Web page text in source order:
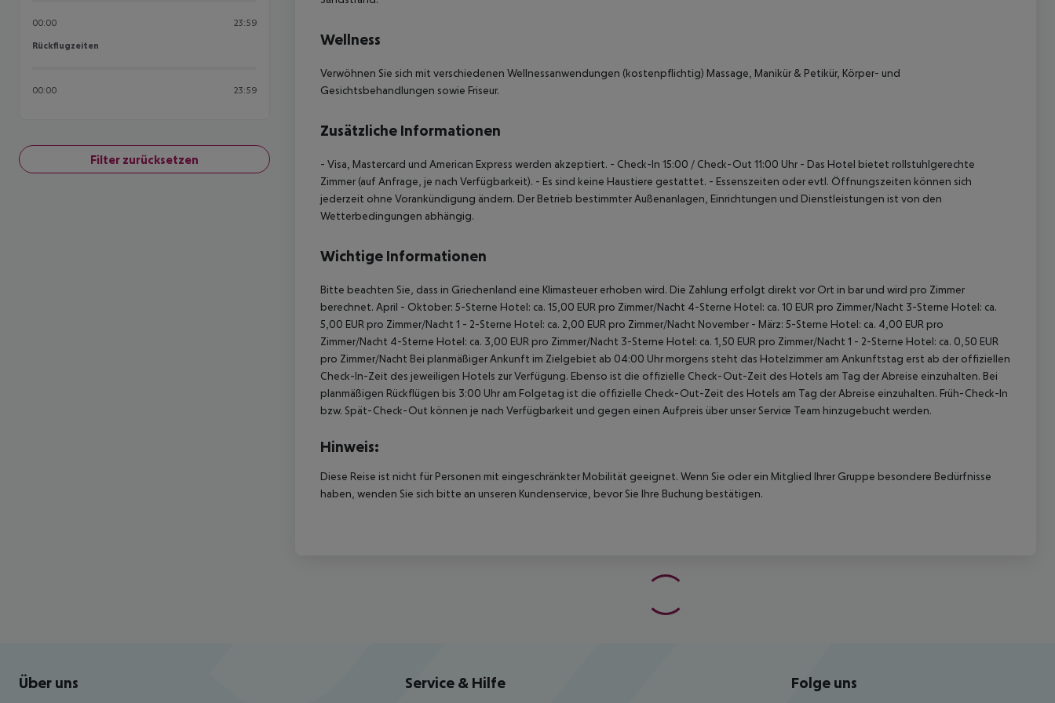
00:00 23:59
Rückflugzeiten
Rückflugzeiten
00:00 23:59
Filter zurücksetzen
Wellness
Verwöhnen Sie sich mit verschiedenen Wellnessanwendungen (kostenpflichtig) Massage, Manikür & Petikür, Körper- und
Gesichtsbehandlungen sowie Friseur.
Zusätzliche Informationen
- Visa, Mastercard und American Express werden akzeptiert. - Check-In 15:00 / Check-Out 11:00 Uhr - Das Hotel bietet rollstuhlgerechte
Zimmer (auf Anfrage, je nach Verfügbarkeit). - Es sind keine Haustiere gestattet. - Essenszeiten oder evtl. Öffnungszeiten können sich
jederzeit ohne Vorankündigung ändern. Der Betrieb bestimmter Außenanlagen, Einrichtungen und Dienstleistungen ist von den
Wetterbedingungen abhängig.
Wichtige Informationen
Bitte beachten Sie, dass in Griechenland eine Klimasteuer erhoben wird. Die Zahlung erfolgt direkt vor Ort in bar und wird pro Zimmer
berechnet. April - Oktober: 5-Sterne Hotel: ca. 15,00 EUR pro Zimmer/Nacht 4-Sterne Hotel: ca. 10 EUR pro Zimmer/Nacht 3-Sterne Hotel: ca.
5,00 EUR pro Zimmer/Nacht 1 - 2-Sterne Hotel: ca. 2,00 EUR pro Zimmer/Nacht November - März: 5-Sterne Hotel: ca. 4,00 EUR pro
Zimmer/Nacht 4-Sterne Hotel: ca. 3,00 EUR pro Zimmer/Nacht 3-Sterne Hotel: ca. 1,50 EUR pro Zimmer/Nacht 1 - 2-Sterne Hotel: ca. 0,50 EUR
pro Zimmer/Nacht Bei planmäßiger Ankunft im Zielgebiet ab 04:00 Uhr morgens steht das Hotelzimmer am Ankunftstag erst ab der offiziellen
Check-In-Zeit des jeweiligen Hotels zur Verfügung. Ebenso ist die offizielle Check-Out-Zeit des Hotels am Tag der Abreise einzuhalten. Bei
planmäßigen Rückflügen bis 3:00 Uhr am Folgetag ist die offizielle Check-Out-Zeit des Hotels am Tag der Abreise einzuhalten. Früh-Check-In
bzw. Spät-Check-Out können je nach Verfügbarkeit und gegen einen Aufpreis über unser Service Team hinzugebucht werden.
Hinweis:
Diese Reise ist nicht für Personen mit eingeschränkter Mobilität geeignet. Wenn Sie oder ein Mitglied Ihrer Gruppe besondere Bedürfnisse
haben, wenden Sie sich bitte an unseren Kundenservice, bevor Sie Ihre Buchung bestätigen.
Footer navigation
Über uns Service & Hilfe Folge uns